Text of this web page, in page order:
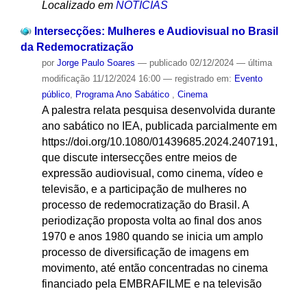
Localizado em NOTÍCIAS
Intersecções: Mulheres e Audiovisual no Brasil
da Redemocratização
por Jorge Paulo Soares — publicado02/12/2024 — última
modificação11/12/2024 16:00 — registrado em: Evento
público, Programa Ano Sabático , Cinema
A palestra relata pesquisa desenvolvida durante
ano sabático no IEA, publicada parcialmente em
https://doi.org/10.1080/01439685.2024.2407191,
que discute intersecções entre meios de
expressão audiovisual, como cinema, vídeo e
televisão, e a participação de mulheres no
processo de redemocratização do Brasil. A
periodização proposta volta ao final dos anos
1970 e anos 1980 quando se inicia um amplo
processo de diversificação de imagens em
movimento, até então concentradas no cinema
financiado pela EMBRAFILME e na televisão